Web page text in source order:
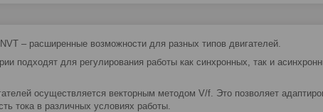
– расширенные возможности для разных типов двигателей.
подходят для регулирования работы как синхронных, так и
осуществляется векторным методом V/f. Это позволяет
тока в различных условиях работы.